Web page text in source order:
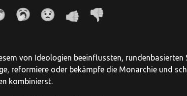
von Ideologien beeinflussten,
reformiere oder bekämpfe die Monarchie und
kombinierst.